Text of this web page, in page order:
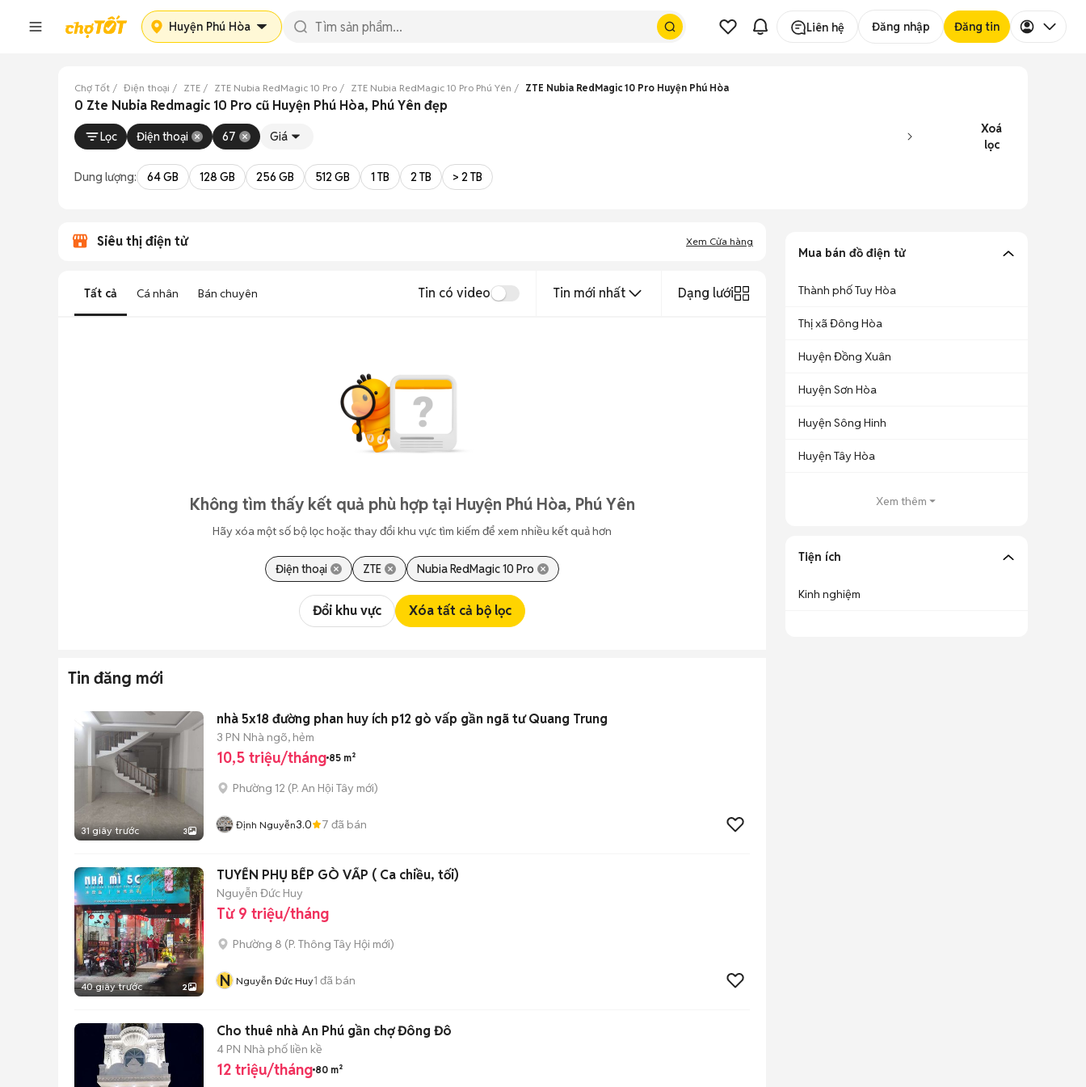
Huyện Phú Hòa Liên hệ Đăng nhập Đăng tin
Chợ Tốt Điện thoại ZTE ZTE Nubia RedMagic 10 Pro ZTE Nubia RedMagic 10 Pro Phú Yên ZTE Nubia RedMagic 10 Pro Huyện Phú Hòa
0 Zte Nubia Redmagic 10 Pro cũ Huyện Phú Hòa, Phú Yên đẹp
Lọc Điện thoại 67 Giá
Xoá
lọc
Dung lượng: 64 GB 128 GB 256 GB 512 GB 1 TB 2 TB > 2 TB
Siêu thị điện tử Xem Cửa hàng
Tất cả Cá nhân Bán chuyên Tin có video Tin mới nhất Dạng lưới
Không tìm thấy kết quả phù hợp tại Huyện Phú Hòa, Phú Yên
Hãy xóa một số bộ lọc hoặc thay đổi khu vực tìm kiếm để xem nhiều kết quả hơn
Điện thoại ZTE Nubia RedMagic 10 Pro
Đổi khu vực Xóa tất cả bộ lọc
Tin đăng mới
31 giây trước 3
nhà 5x18 đường phan huy ích p12 gò vấp gần ngã tư Quang Trung
3 PN Nhà ngõ, hẻm
10,5 triệu/tháng 85 m²
Phường 12 (P. An Hội Tây mới)
Định Nguyễn3.0 7 đã bán
40 giây trước 2
TUYỂN PHỤ BẾP GÒ VẤP ( Ca chiều, tối)
Nguyễn Đức Huy
Từ 9 triệu/tháng
Phường 8 (P. Thông Tây Hội mới)
N Nguyễn Đức Huy1 đã bán
Cho thuê nhà An Phú gần chợ Đông Đô
4 PN Nhà phố liền kề
12 triệu/tháng 80 m²
Mua bán đồ điện tử
Thành phố Tuy Hòa
Thị xã Đông Hòa
Huyện Đồng Xuân
Huyện Sơn Hòa
Huyện Sông Hinh
Huyện Tây Hòa
Xem thêm
Tiện ích
Kinh nghiệm